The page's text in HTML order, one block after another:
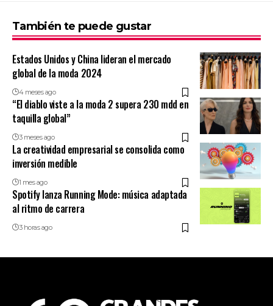
También te puede gustar
Estados Unidos y China lideran el mercado
global de la moda 2024
4 meses ago
“El diablo viste a la moda 2 supera 230 mdd en
taquilla global”
3 meses ago
La creatividad empresarial se consolida como
inversión medible
1 mes ago
Spotify lanza Running Mode: música adaptada
al ritmo de carrera
3 horas ago